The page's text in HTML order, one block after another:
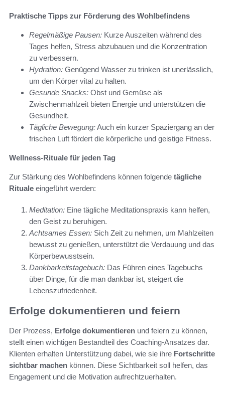
Praktische Tipps zur Förderung des Wohlbefindens
Regelmäßige Pausen: Kurze Auszeiten während des
Tages helfen, Stress abzubauen und die Konzentration
zu verbessern.
Hydration: Genügend Wasser zu trinken ist unerlässlich,
um den Körper vital zu halten.
Gesunde Snacks: Obst und Gemüse als
Zwischenmahlzeit bieten Energie und unterstützen die
Gesundheit.
Tägliche Bewegung:Auch ein kurzer Spaziergang an der
frischen Luft fördert die körperliche und geistige Fitness.
Wellness-Rituale für jeden Tag
Zur Stärkung des Wohlbefindens können folgende tägliche
Rituale eingeführt werden:
Meditation: Eine tägliche Meditationspraxis kann helfen,
den Geist zu beruhigen.
Achtsames Essen: Sich Zeit zu nehmen, um Mahlzeiten
bewusst zu genießen, unterstützt die Verdauung und das
Körperbewusstsein.
Dankbarkeitstagebuch: Das Führen eines Tagebuchs
über Dinge, für die man dankbar ist, steigert die
Lebenszufriedenheit.
Erfolge dokumentieren und feiern
Der Prozess, Erfolge dokumentieren und feiern zu können,
stellt einen wichtigen Bestandteil des Coaching-Ansatzes dar.
Klienten erhalten Unterstützung dabei, wie sie ihre Fortschritte
sichtbar machen können. Diese Sichtbarkeit soll helfen, das
Engagement und die Motivation aufrechtzuerhalten.